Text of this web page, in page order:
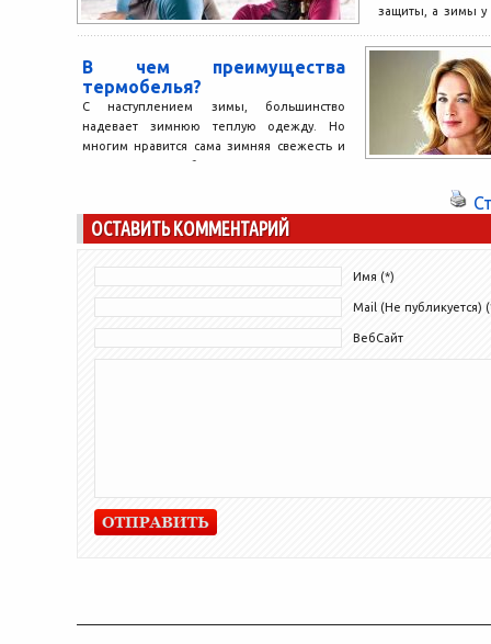
защиты, а зимы у
В чем преимущества
термобелья?
С наступлением зимы, большинство
надевает зимнюю теплую одежду. Но
многим нравится сама зимняя свежесть и
прохлада, и если бы не...
ОСТАВИТЬ КОММЕНТАРИЙ
Имя (*)
Mail (Не публикуется)
ВебСайт